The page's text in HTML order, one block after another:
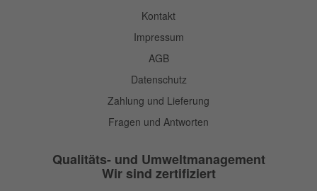
Kontakt
Impressum
AGB
Datenschutz
Zahlung und Lieferung
Fragen und Antworten
Qualitäts- und Umweltmanagement
Wir sind zertifiziert